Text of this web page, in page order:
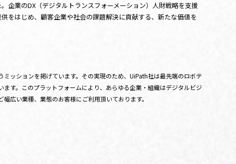
企業のDX（デジタルトランスフォーメーション）人財戦略を支援
をはじめ、顧客企業や社会の課題解決に貢献する、新たな価値を
ッションを掲げています。その実現のため、UiPath社は最先端のロボテ
す。このプラットフォームにより、あらゆる企業・組織はデジタルビジ
広い業種、業態のお客様にご利用頂いております。